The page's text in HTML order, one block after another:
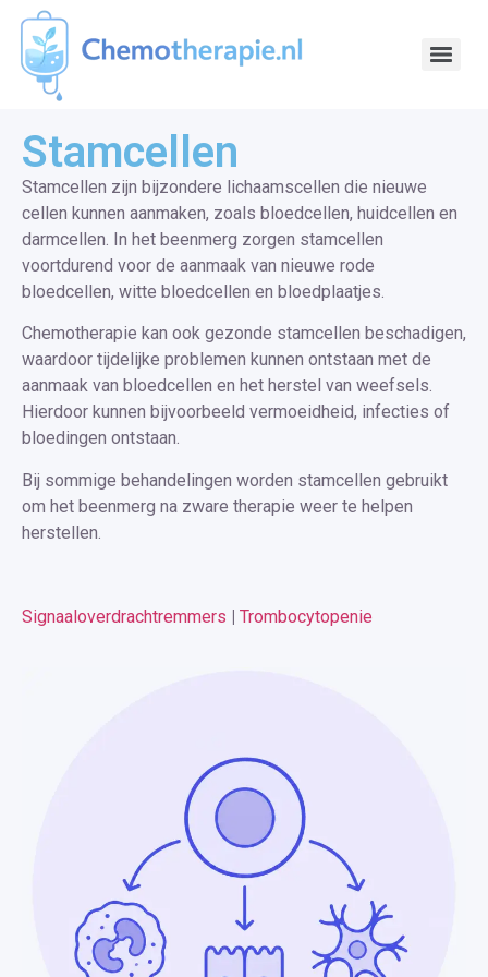
Stamcellen
Stamcellen zijn bijzondere lichaamscellen die nieuwe
cellen kunnen aanmaken, zoals bloedcellen, huidcellen en
darmcellen. In het beenmerg zorgen stamcellen
voortdurend voor de aanmaak van nieuwe rode
bloedcellen, witte bloedcellen en bloedplaatjes.
Chemotherapie kan ook gezonde stamcellen beschadigen,
waardoor tijdelijke problemen kunnen ontstaan met de
aanmaak van bloedcellen en het herstel van weefsels.
Hierdoor kunnen bijvoorbeeld vermoeidheid, infecties of
bloedingen ontstaan.
Bij sommige behandelingen worden stamcellen gebruikt
om het beenmerg na zware therapie weer te helpen
herstellen.
Signaaloverdrachtremmers | Trombocytopenie